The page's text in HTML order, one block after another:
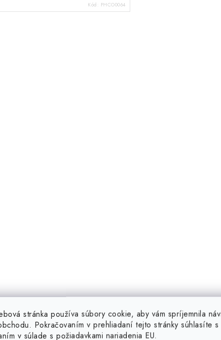
stránka používa súbory cookie, aby vám spríjemnila
Pokračovaním v prehliadaní tejto stránky súhlasíte
v súlade s požiadavkami nariadenia EU.
Kód: PHCO0064